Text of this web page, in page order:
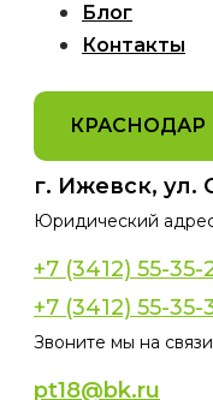
Блог
Контакты
КРАСНОДАР
г. Ижевск, ул.
Юридический
+7 (3412) 55-35-
+7 (3412) 55-35-
Звоните мы на связи
pt18@bk.ru